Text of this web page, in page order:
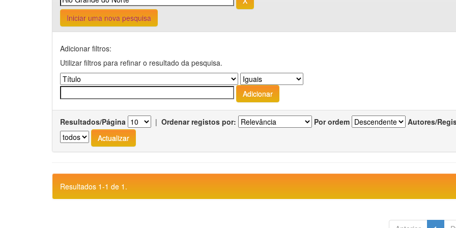
Iniciar uma nova pesquisa
Adicionar filtros:
Utilizar filtros para refinar o resultado da pesquisa.
Resultados/Página | Ordenar registos por: Por ordem Autores/
Resultados 1-1 de 1.